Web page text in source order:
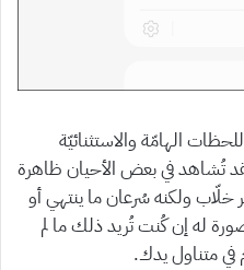
الهامّة والاستثنائيّة
تُشاهد في بعض الأحيان ظاهرة
ولكنه سُرعان ما ينتهي أو
له إن كُنت تُريد ذلك ما لم
في متناول يدك.